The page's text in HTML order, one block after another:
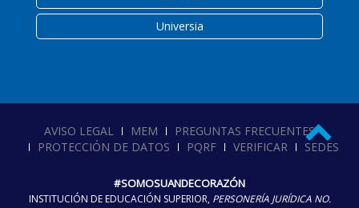
Universia
AVISO LEGAL MEM
PREGUNTAS FRECUENTES
PROTECCIÓN DE DATOS
PQRF VERIFICAR SEDES
#SOMOSUANDECORAZÓN
INSTITUCIÓN DE EDUCACIÓN SUPERIOR, PERSONERÍA JURÍDICA NO.